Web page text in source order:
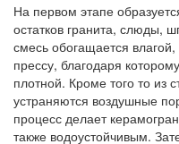
На первом этапе
остатков гранита, слюды,
смесь обогащается
прессу, благодаря
плотной. Кроме того то из
устраняются воздушные
процесс делает
также водоустойчивым.